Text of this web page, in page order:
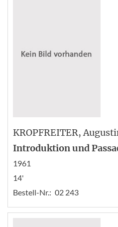
KROPFREITER,
Introduktion und
1961
14'
Bestell-Nr.: 02 243